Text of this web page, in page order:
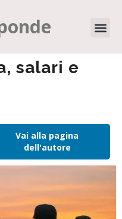
salari e
Vai alla pagina
dell'autore